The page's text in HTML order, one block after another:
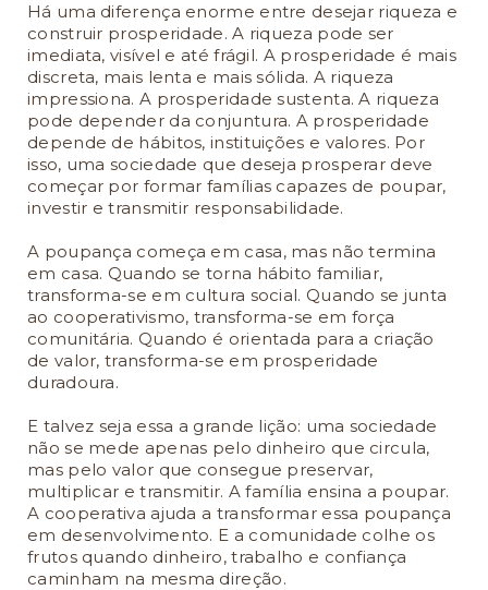
Há uma diferença enorme entre desejar riqueza e
construir prosperidade. A riqueza pode ser
imediata, visível e até frágil. A prosperidade é mais
discreta, mais lenta e mais sólida. A riqueza
impressiona. A prosperidade sustenta. A riqueza
pode depender da conjuntura. A prosperidade
depende de hábitos, instituições e valores. Por
isso, uma sociedade que deseja prosperar deve
começar por formar famílias capazes de poupar,
investir e transmitir responsabilidade.
A poupança começa em casa, mas não termina
em casa. Quando se torna hábito familiar,
transforma-se em cultura social. Quando se junta
ao cooperativismo, transforma-se em força
comunitária. Quando é orientada para a criação
de valor, transforma-se em prosperidade
duradoura.
E talvez seja essa a grande lição: uma sociedade
não se mede apenas pelo dinheiro que circula,
mas pelo valor que consegue preservar,
multiplicar e transmitir. A família ensina a poupar.
A cooperativa ajuda a transformar essa poupança
em desenvolvimento. E a comunidade colhe os
frutos quando dinheiro, trabalho e confiança
caminham na mesma direção.